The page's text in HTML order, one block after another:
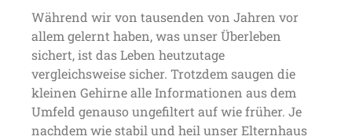
Während wir von tausenden von Jahren vor
allem gelernt haben, was unser Überleben
sichert, ist das Leben heutzutage
vergleichsweise sicher. Trotzdem saugen die
kleinen Gehirne alle Informationen aus dem
Umfeld genauso ungefiltert auf wie früher. Je
nachdem wie stabil und heil unser Elternhaus